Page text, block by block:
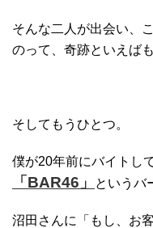
そんな二人が出会い、
のって、奇跡といえば
そしてもうひとつ。
僕が20年前にバイトし
「BAR46」 というバ
沼田さんに「もし、お